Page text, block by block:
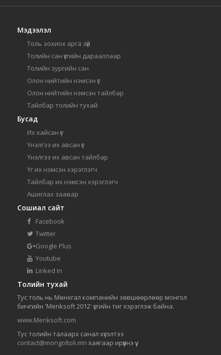
Мэдээлэл
Толь зохиох арга зүй
Толийн сан үсгийн дарааллаар
Толийн зургийн сан
Олон нийтийн нэмсэн үг
Олон нийтийн нэмсэн тайлбар
Тайлбар толийн тухай
Бусад
Их хайсан үг
Үнэлгээ их авсан үг
Үнэлгээ их авсан тайлбар
Үг их нэмсэн хэрэглэгч
Тайлбар их нэмсэн хэрэглэгч
Ашиглах заавар
Сошиал сайт
Facebook
Twitter
Google Plus
Youtube
Linked In
Толийн тухай
Тус толь нь Мөнхгал компанийн зөвшөөрлөөр монгол
бичгийн 'Menksoft 2012' үсгийн тиг хэрэглэж байна.
www.Menksoft.com
Тус толийн талаарх санал хүсэлтээ
contact@mongoltoli.mn хаягаар ирүүлнэ үү.